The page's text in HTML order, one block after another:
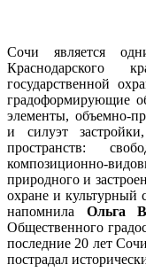
Сочи является
Краснодарского
государственной
градоформирующие
элементы, объемно-
и силуэт
пространств:
композиционно-
природного и
охране и культурный
напомнила Ольга
Общественного
последние 20 лет
пострадал